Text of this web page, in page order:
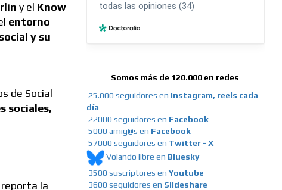
y el Know
entorno
y su
de Social
sociales,
la
Somos más de 120.000 en redes
25.000 seguidores en Instagram, reels cada
día
22000 seguidores en Facebook
5000 amig@s en Facebook
57000 seguidores en Twitter - X
Volando libre en Bluesky
3500 suscriptores en Youtube
3600 seguidores en Slideshare